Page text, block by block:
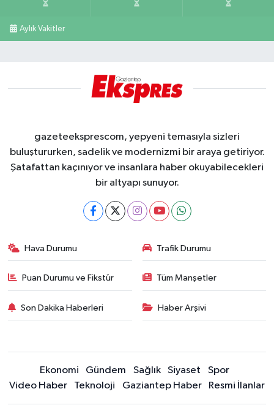
Aylık Vakitler
gazeteeksprescom, yepyeni temasıyla sizleri
buluştururken, sadelik ve modernizmi bir araya getiriyor.
Şatafattan kaçınıyor ve insanlara haber okuyabilecekleri
bir altyapı sunuyor.
Hava Durumu Trafik Durumu
Puan Durumu ve Fikstür Tüm Manşetler
Son Dakika Haberleri Haber Arşivi
Ekonomi Gündem Sağlık Siyaset
Spor
Video Haber
Teknoloji Gaziantep Haber Resmi İlanlar